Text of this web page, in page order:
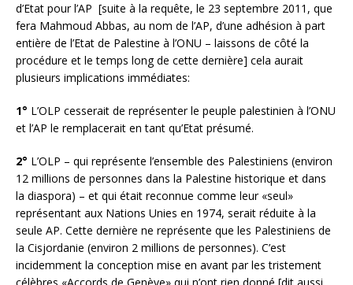
d’Etat pour l’AP [suite à la requête, le 23 septembre 2011, que
fera Mahmoud Abbas, au nom de l’AP, d’une adhésion à part
entière de l’Etat de Palestine à l’ONU – laissons de côté la
procédure et le temps long de cette dernière] cela aurait
plusieurs implications immédiates:
1° L’OLP cesserait de représenter le peuple palestinien à l’ONU
et l’AP le remplacerait en tant qu’Etat présumé.
2° L’OLP – qui représente l’ensemble des Palestiniens (environ
12 millions de personnes dans la Palestine historique et dans
la diaspora) – et qui était reconnue comme leur «seul»
représentant aux Nations Unies en 1974, serait réduite à la
seule AP. Cette dernière ne représente que les Palestiniens de
la Cisjordanie (environ 2 millions de personnes). C’est
incidemment la conception mise en avant par les tristement